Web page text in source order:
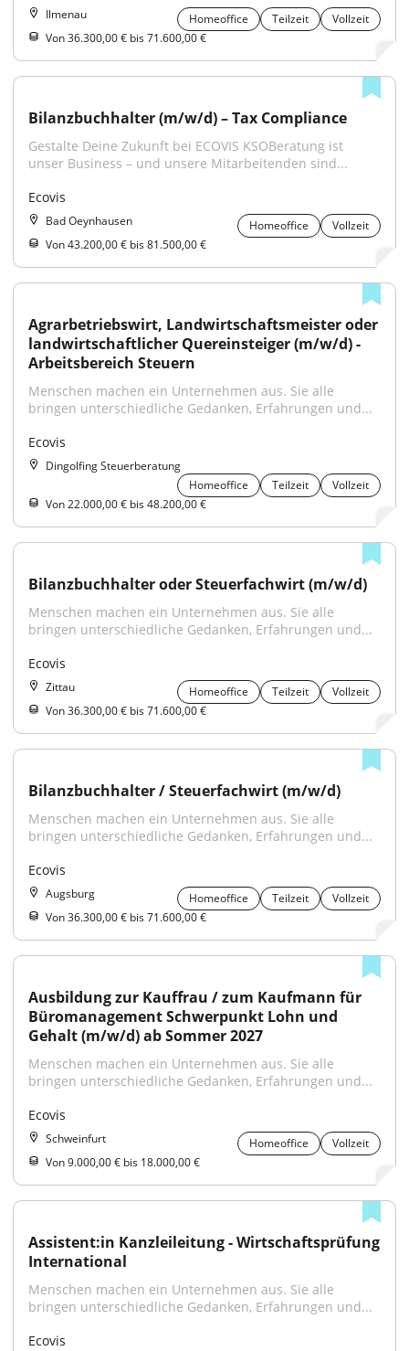
Ilmenau Homeoffice Teilzeit
Vollzeit
Von 36.300,00 € bis 71.600,00 €
Bilanzbuchhalter (m/w/d) – Tax Compliance
Gestalte Deine Zukunft bei ECOVIS KSOBeratung ist
unser Business – und unsere Mitarbeitenden sind...
Ecovis
Bad Oeynhausen Homeoffice
Vollzeit
Von 43.200,00 € bis 81.500,00 €
Agrarbetriebswirt, Landwirtschaftsmeister oder
landwirtschaftlicher Quereinsteiger (m/w/d) -
Arbeitsbereich Steuern
Menschen machen ein Unternehmen aus. Sie alle
bringen unterschiedliche Gedanken, Erfahrungen und...
Ecovis
Dingolfing Steuerberatung
Homeoffice
Teilzeit
Vollzeit
Von 22.000,00 € bis 48.200,00 €
Bilanzbuchhalter oder Steuerfachwirt (m/w/d)
Menschen machen ein Unternehmen aus. Sie alle
bringen unterschiedliche Gedanken, Erfahrungen und...
Ecovis
Zittau Homeoffice Teilzeit
Vollzeit
Von 36.300,00 € bis 71.600,00 €
Bilanzbuchhalter / Steuerfachwirt (m/w/d)
Menschen machen ein Unternehmen aus. Sie alle
bringen unterschiedliche Gedanken, Erfahrungen und...
Ecovis
Augsburg Homeoffice Teilzeit
Vollzeit
Von 36.300,00 € bis 71.600,00 €
Ausbildung zur Kauffrau / zum Kaufmann für
Büromanagement Schwerpunkt Lohn und
Gehalt (m/w/d) ab Sommer 2027
Menschen machen ein Unternehmen aus. Sie alle
bringen unterschiedliche Gedanken, Erfahrungen und...
Ecovis
Schweinfurt Homeoffice
Vollzeit
Von 9.000,00 € bis 18.000,00 €
Assistent:in Kanzleileitung - Wirtschaftsprüfung
International
Menschen machen ein Unternehmen aus. Sie alle
bringen unterschiedliche Gedanken, Erfahrungen und...
Ecovis